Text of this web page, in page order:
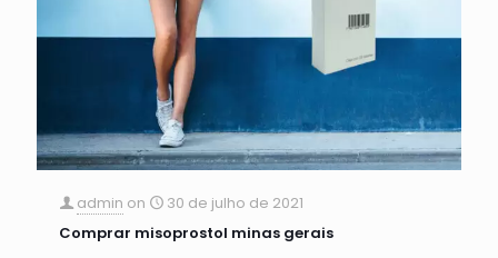
admin on
30 de julho de 2021
Comprar misoprostol minas gerais